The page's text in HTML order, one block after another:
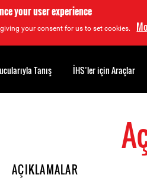
your user experience
your consent for us to set cookies.
AÇIKLAMALAR
Tanış İHS’ler için Araçlar